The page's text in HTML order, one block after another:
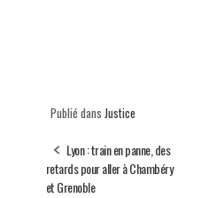
Publié dans Justice
Lyon : train en panne, des
retards pour aller à Chambéry
et Grenoble